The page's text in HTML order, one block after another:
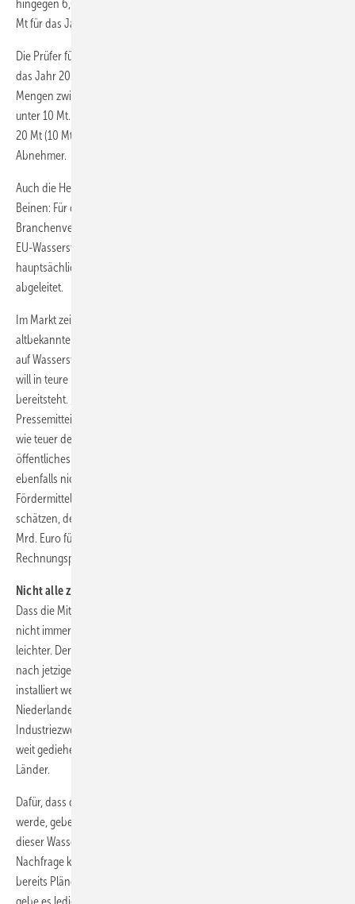
hingegen 6,6 Mt Wasserstoff liefern. Mit dem Produktionsziel von 10
Mt für das Jahr 2030 passt keiner der Werte zusammen.
Die Prüfer führen zudem eine Reihe von Nachfrageschätzungen für
das Jahr 2030 an. Auf Basis der EU-Regulierungen ergeben sich dabei
Mengen zwischen 3,8 und 10,5 Mt. Die meisten liegen jedoch deutlich
unter 10 Mt. Für einen Großteil der im REPowerEU-Plan vorgesehenen
20 Mt (10 Mt aus Europa, 10 Mt aus Importen) gebe es demnach keine
Abnehmer.
Auch die Herleitung der Ziele steht für die Prüfer auf zu schwachen
Beinen: Für das 40-GW-Ziel sehen sie im Wesentlichen ein Papier des
Branchenverbandes Hydrogen Europe als Quelle. Das in der ersten
EU-Wasserstoffstrategie festgelegte Produktionsziel von 10 Mt sei
hauptsächlich am Bedarf für fossilen Wasserstoff aus dem Jahr 2020
abgeleitet.
Im Markt zeige sich die Unsicherheit vor allem in Form des
altbekannten Henne-Ei-Problems: Kein Industrieunternehmen setzt
auf Wasserstoff, wenn dieser nicht sicher verfügbar ist. Und niemand
will in teure Infrastruktur investieren, bevor die Kundschaft
bereitsteht. „Ein Teufelskreis“, folgert der EU-Rechnungshof in seiner
Pressemitteilung. Nötig wären staatlich gestützte Investitionen. Doch
wie teuer der Umstieg auf Wasserstoff werden könnte und wie viel
öffentliches Geld dafür verfügbar sei, überblicke die Kommission
ebenfalls nicht komplett, so die Prüfer. Selbst die verfügbaren EU-
Fördermittel für den Aufbau der Wasserstoffwirtschaft ließen sich nur
schätzen, denn sie seien über mehrere Programme verstreut. Auf 18,8
Mrd. Euro für den Zeitraum 2021 bis 2027 kommen die
Rechnungsprüfer.
Nicht alle ziehen an einem Strang
Dass die Mitgliedsstaaten unterschiedliche Ambitionen haben, die
nicht immer mit denen der EU übereinstimmen, macht es nicht
leichter. Der Rechnungshof hat vier Länder ausgemacht, in denen
nach jetzigem Stand fast 80 Prozent der Elektrolyseurkapazität
installiert werden sollen: Deutschland, Spanien, Frankreich und die
Niederlande. Dort sei der Anteil der schwer dekarbonisierbaren
Industriezweige hoch und die Wasserstoffprojekte vergleichsweise
weit gediehen. Zugleich fließe ein Großteil der EU-Förderung in diese
Länder.
Dafür, dass das Wasserstoffpotenzial der gesamten EU ausgeschöpft
werde, gebe es hingegen keine Garantie – ebenso wenig dafür, dass
dieser Wasserstoff dann in die Länder mit hoher industrieller
Nachfrage komme. Nur wenige der möglichen Exportländer hätten
bereits Pläne dafür vorgelegt. Eine konkrete Importstrategie (s. S. 7)